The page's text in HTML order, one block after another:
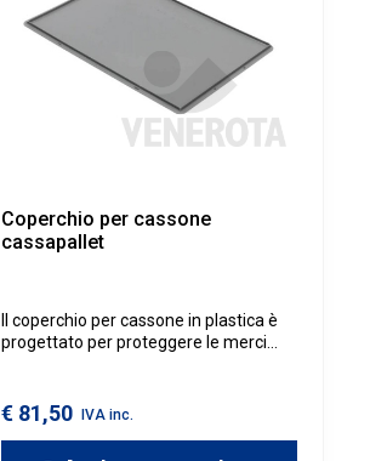
Coperchio per cassone
cassapallet
Il coperchio per cassone in plastica è
progettato per proteggere le merci
operazioni di movimentazione e
immagazzinamento più sicure ed
€ 81,50 IVA inc.